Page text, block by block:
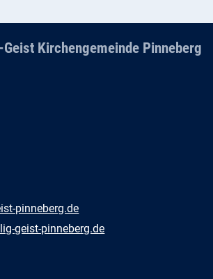
Kirchengemeinde Pinneberg
pinneberg.​de
geist-pinneberg.​de